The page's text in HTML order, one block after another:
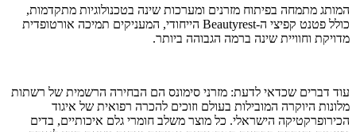
המותג מתמחה בפיתוח מזרנים ומערכות שינה בטכנולוגיות מתקדמות,
כולל פטנט קפיצי ה-Beautyrest הייחודי, המעניקים תמיכה אורטופדית
מדויקת וחוויית שינה ברמה הגבוהה ביותר.
עוד דברים שכדאי לדעת: מזרני סימונס הם הבחירה הרשמית של רשתות
מלונות היוקרה המובילות בעולם וזוכים להכרה רפואית של איגוד
הכירופרקטיקה הישראלי. כל מוצר משלב חומרי גלם איכותיים, בדים